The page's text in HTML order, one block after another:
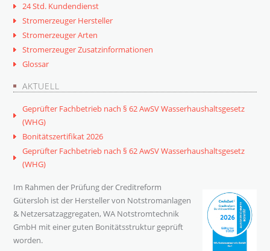
24 Std. Kundendienst
Stromerzeuger Hersteller
Stromerzeuger Arten
Stromerzeuger Zusatzinformationen
Glossar
AKTUELL
Geprüfter Fachbetrieb nach § 62 AwSV Wasserhaushaltsgesetz
(WHG)
Bonitätszertifikat 2026
Geprüfter Fachbetrieb nach § 62 AwSV Wasserhaushaltsgesetz
(WHG)
Im Rahmen der Prüfung der Creditreform
Gütersloh ist der Hersteller von Notstromanlagen
& Netzersatzaggregaten, WA Notstromtechnik
GmbH mit einer guten Bonitätsstruktur geprüft
worden.